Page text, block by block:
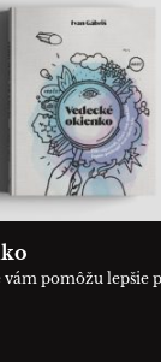
pomôžu lepšie